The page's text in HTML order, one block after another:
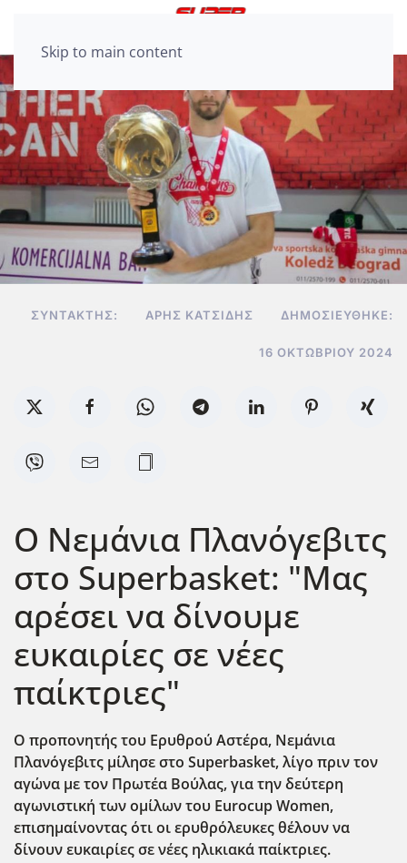
Skip to main content
ΣΥΝΤΆΚΤΗΣ: ΆΡΗΣ ΚΑΤΣΊΔΗΣ ΔΗΜΟΣΙΕΎΘΗΚΕ:
16 ΟΚΤΩΒΡΊΟΥ 2024
Ο Νεμάνια Πλανόγεβιτς
στο Superbasket: "Μας
αρέσει να δίνουμε
ευκαιρίες σε νέες
παίκτριες"
Ο προπονητής του Ερυθρού Αστέρα, Νεμάνια
Πλανόγεβιτς μίλησε στο Superbasket, λίγο πριν τον
αγώνα με τον Πρωτέα Βούλας, για την δεύτερη
αγωνιστική των ομίλων του Eurocup Women,
επισημαίνοντας ότι οι ερυθρόλευκες θέλουν να
δίνουν ευκαιρίες σε νέες ηλικιακά παίκτριες.